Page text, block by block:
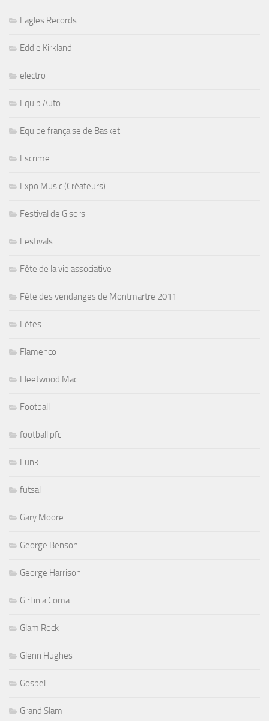
Eagles Records
Eddie Kirkland
electro
Equip Auto
Equipe française de Basket
Escrime
Expo Music (Créateurs)
Festival de Gisors
Festivals
Fête de la vie associative
Fête des vendanges de Montmartre 2011
Fêtes
Flamenco
Fleetwood Mac
Football
football pfc
Funk
futsal
Gary Moore
George Benson
George Harrison
Girl in a Coma
Glam Rock
Glenn Hughes
Gospel
Grand Slam